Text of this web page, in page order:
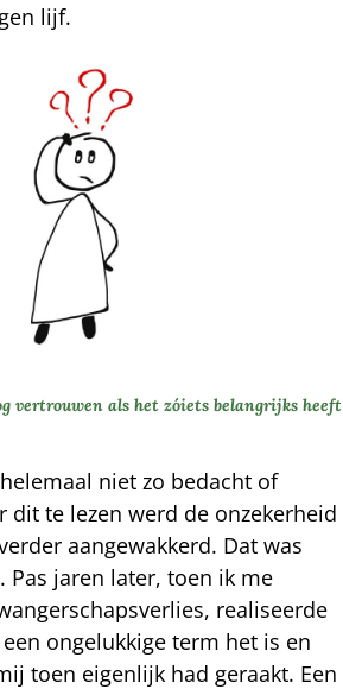
lijf.
vertrouwen als het zóiets belangrijks heeft
niet zo bedacht of
dit te lezen werd de onzekerheid
aangewakkerd. Dat was
Pas jaren later, toen ik me
realiseerde
ongelukkige term het is en
toen eigenlijk had geraakt. Een